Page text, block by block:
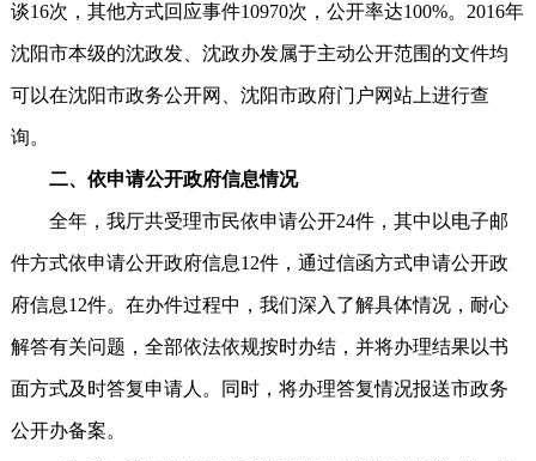
谈16次，其他方式回应事件10970次，公开率达100%。2016年
沈阳市本级的沈政发、沈政办发属于主动公开范围的文件均
可以在沈阳市政务公开网、沈阳市政府门户网站上进行查
询。
二、依申请公开政府信息情况
全年，我厅共受理市民依申请公开24件，其中以电子邮
件方式依申请公开政府信息12件，通过信函方式申请公开政
府信息12件。在办件过程中，我们深入了解具体情况，耐心
解答有关问题，全部依法依规按时办结，并将办理结果以书
面方式及时答复申请人。同时，将办理答复情况报送市政务
公开办备案。